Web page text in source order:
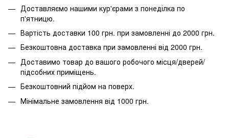
Доставляємо нашими кур'єрами з понеділка по
п'ятницю.
Вартість доставки 100 грн. при замовленні до 2000 грн.
Безкоштовна доставка при замовленні від 2000 грн.
Доставимо товар до вашого робочого місця/дверей/
підсобних приміщень.
Безкоштовний підйом на поверх.
Мінімальне замовлення від 1000 грн.